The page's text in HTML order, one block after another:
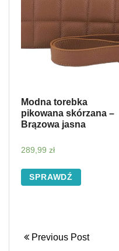
Modna torebka
pikowana skórzana –
Brązowa jasna
289,99 zł
SPRAWDŹ
Previous Post